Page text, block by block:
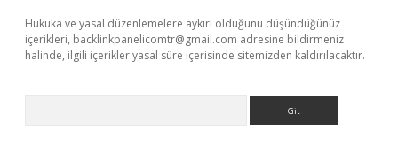
Hukuka ve yasal düzenlemelere aykırı olduğunu düşündüğünüz
içerikleri, backlinkpanelicomtr@gmail.com adresine bildirmeniz
halinde, ilgili içerikler yasal süre içerisinde sitemizden kaldırılacaktır.